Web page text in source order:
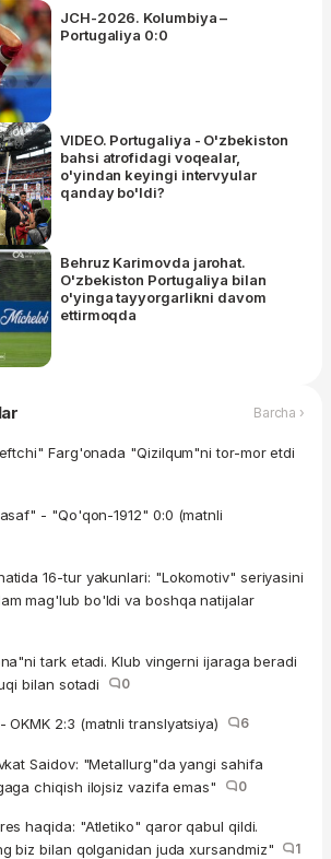
JCH-2026. Kolumbiya –
Portugaliya 0:0
VIDEO. Portugaliya - O'zbekiston
bahsi atrofidagi voqealar,
o'yindan keyingi intervyular
qanday bo'ldi?
Behruz Karimovda jarohat.
O'zbekiston Portugaliya bilan
o'yinga tayyorgarlikni davom
ettirmoqda
Barcha ›
Farg'onada "Qizilqum"ni tor-mor etdi
- "Qo'qon-1912" 0:0 (matnli
16-tur yakunlari: "Lokomotiv" seriyasini
mag'lub bo'ldi va boshqa natijalar
tark etadi. Klub vingerni ijaraga beradi
bilan sotadi
0
OKMK 2:3 (matnli translyatsiya) 6
Saidov: "Metallurg"da yangi sahifa
chiqish ilojsiz vazifa emas"
0
haqida: "Atletiko" qaror qabul qildi.
biz bilan qolganidan juda xursandmiz"
1